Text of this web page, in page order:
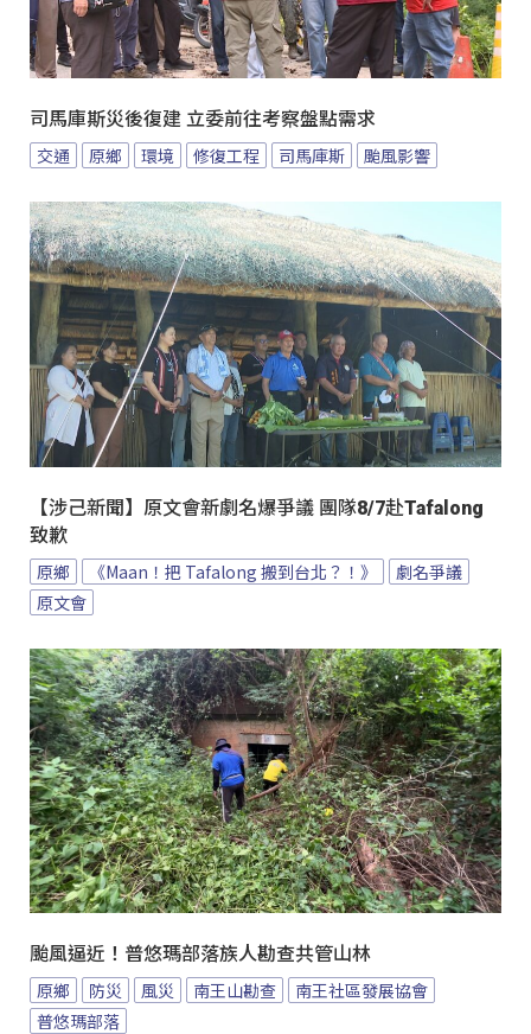
司馬庫斯災後復建 立委前往考察盤點需求
交通 原鄉 環境 修復工程 司馬庫斯 颱風影響
【涉己新聞】原文會新劇名爆爭議 團隊8/7赴Tafalong
致歉
原鄉 《Maan！把 Tafalong 搬到台北？！》
劇名爭議
原文會
颱風逼近！普悠瑪部落族人勘查共管山林
原鄉 防災 風災 南王山勘查
南王社區發展協會
普悠瑪部落